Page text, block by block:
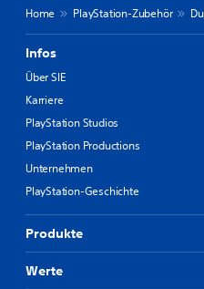
Home PlayStation-Zubehör
Infos
Über SIE
Karriere
PlayStation Studios
PlayStation Productions
Unternehmen
PlayStation-Geschichte
Produkte
Werte